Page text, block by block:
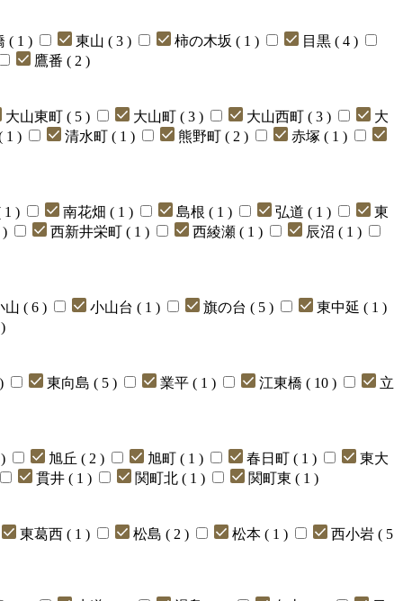
( 1 ) 東山 ( 3 ) 柿の木坂 ( 1 )
目黒 ( 4 )
鷹番 ( 2 )
大山東町 ( 5 ) 大山町 ( 3 ) 大山西町 ( 3 )
大
1 ) 清水町 ( 1 ) 熊野町 ( 2 )
赤塚 ( 1 )
1 ) 南花畑 ( 1 ) 島根 ( 1 ) 弘道 ( 1 )
東
) 西新井栄町 ( 1 ) 西綾瀬 ( 1 )
辰沼 ( 1 )
山 ( 6 ) 小山台 ( 1 ) 旗の台 ( 5 )
東中延 ( 1 )
東向島 ( 5 ) 業平 ( 1 ) 江東橋 ( 10 )
立
旭丘 ( 2 ) 旭町 ( 1 ) 春日町 ( 1 )
東大
貫井 ( 1 ) 関町北 ( 1 )
関町東 ( 1 )
東葛西 ( 1 ) 松島 ( 2 ) 松本 ( 1 )
西小岩 ( 5